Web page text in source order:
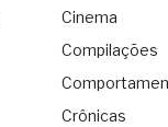
Cinema
Compilações
Crônicas